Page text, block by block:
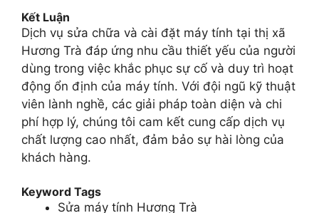
Kết Luận
Dịch vụ sửa chữa và cài đặt máy tính tại thị xã
Hương Trà đáp ứng nhu cầu thiết yếu của người
dùng trong việc khắc phục sự cố và duy trì hoạt
động ổn định của máy tính. Với đội ngũ kỹ thuật
viên lành nghề, các giải pháp toàn diện và chi
phí hợp lý, chúng tôi cam kết cung cấp dịch vụ
chất lượng cao nhất, đảm bảo sự hài lòng của
khách hàng.
Keyword Tags
Sửa máy tính Hương Trà